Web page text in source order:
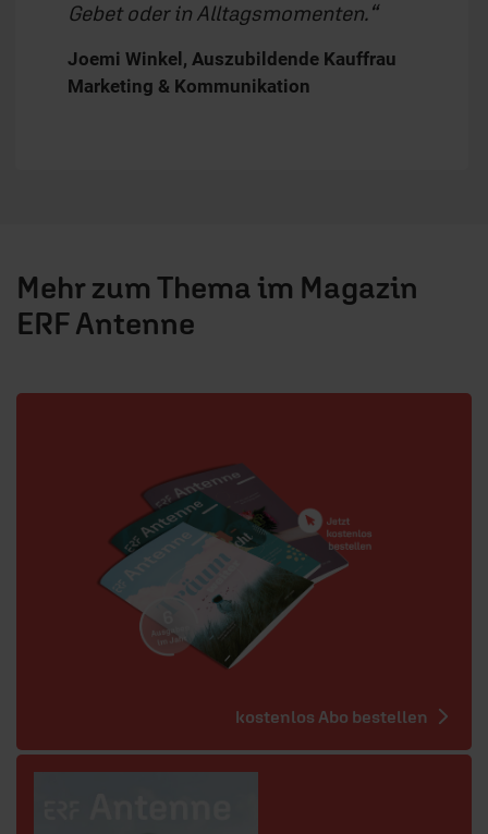
Gebet oder in Alltagsmomenten.
Joemi Winkel, Auszubildende Kauffrau
Marketing & Kommunikation
Mehr zum Thema im Magazin
ERF Antenne
kostenlos Abo bestellen